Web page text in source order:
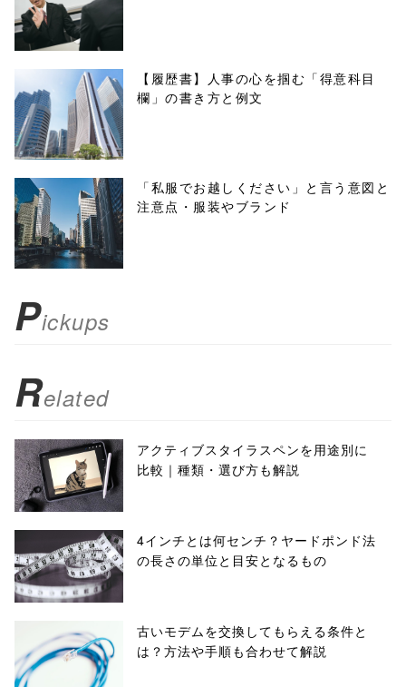
w.open(this.hre
f, 'Gwindow',
'width=550,
height=450,
menubar=no,
toolbar=no,
scrollbars=yes'
false;"> シェア
【履歴書】人事の心を掴む「得意科目
欄」の書き方と例文
「私服でお越しください」と言う意図と
注意点・服装やブランド
Pickups
Related
アクティブスタイラスペンを用途別に
比較｜種類・選び方も解説
4インチとは何センチ？ヤードポンド法
の長さの単位と目安となるもの
古いモデムを交換してもらえる条件と
は？方法や手順も合わせて解説